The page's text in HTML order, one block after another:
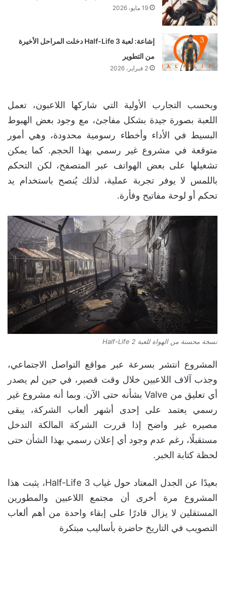
19 مايو، 2026
إشاعة: لعبة Half-Life 3 دخلت المراحل الأخيرة
من التطوير
2 فبراير، 2026
وبحسب التجارب الأولية التي شاركها اللاعبون، تعمل
اللعبة بصورة جيدة بشكل مفاجئ، مع وجود بعض الهبوط
البسيط في الأداء وأخطاء رسومية محدودة، وهي أمور
متوقعة في مشروع غير رسمي بهذا الحجم. كما يمكن
تشغيلها على بعض الهواتف عبر المتصفح، لكن التحكم
باللمس لا يوفر تجربة عملية، لذلك يُنصح باستخدام يد
تحكم أو لوحة مفاتيح وفأرة.
نسخة محسنة من الهواة للعبة Half-Life 2
المشروع انتشر بسرعة عبر مواقع التواصل الاجتماعي،
وجذب آلاف اللاعبين خلال وقت قصير، في حين لم يصدر
أي تعليق من Valve بشأنه حتى الآن. وبما أنه مشروع غير
رسمي يعتمد على إحدى أشهر ألعاب الشركة، يبقى
مصيره غير واضح إذا قررت الشركة المالكة التدخل
مستقبلًا، رغم عدم وجود أي إعلان رسمي بهذا الشأن حتى
لحظة كتابة الخبر.
بعيدًا عن الجدل المعتاد حول غياب Half-Life 3، يثبت هذا
المشروع مرة أخرى أن مجتمع اللاعبين والمطورين
المستقلين لا يزال قادرًا على إبقاء واحدة من أهم ألعاب
التصويب في التاريخ حاضرة بأساليب مبتكرة